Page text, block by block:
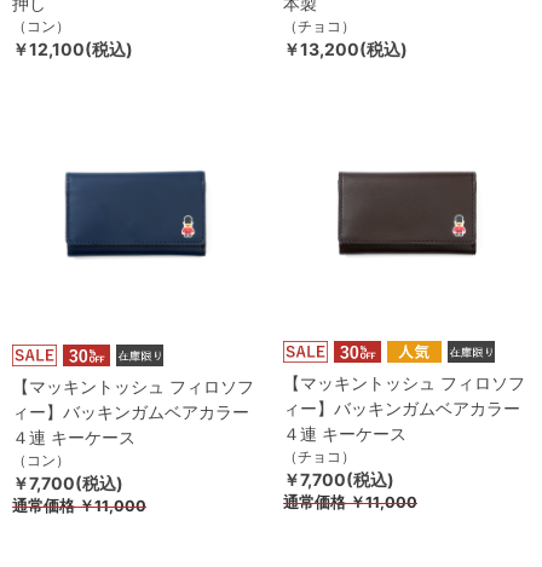
（コン）
￥12,100(税込)
（チョコ）
￥13,200(税込)
【マッキントッシュ フィロソフ
ィー】バッキンガムベアカラー
４連 キーケース
（コン）
￥7,700(税込)
通常価格￥11,000
【マッキントッシュ フィロソフ
ィー】バッキンガムベアカラー
４連 キーケース
（チョコ）
￥7,700(税込)
通常価格￥11,000